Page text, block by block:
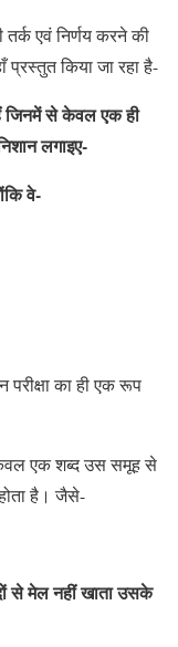
तर्क एवं निर्णय करने की
प्रस्तुत किया जा रहा है-
जिनमें से केवल एक ही
लगाइए-
वे-
का ही एक रूप
एक शब्द उस समूह से
होता है। जैसे-
से मेल नहीं खाता उसके